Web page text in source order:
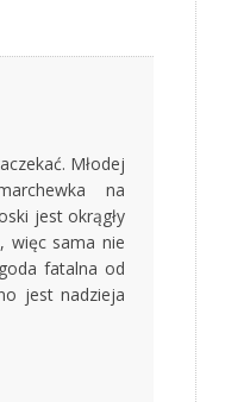
Młodej
na
jest okrągły
więc sama nie
fatalna od
jest nadzieja